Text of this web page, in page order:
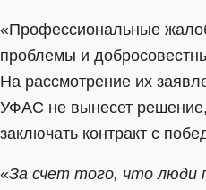
«Профессиональные
проблемы и
На рассмотрение их
УФАС не вынесет решение,
заключать контракт с
«За счет того, что люди